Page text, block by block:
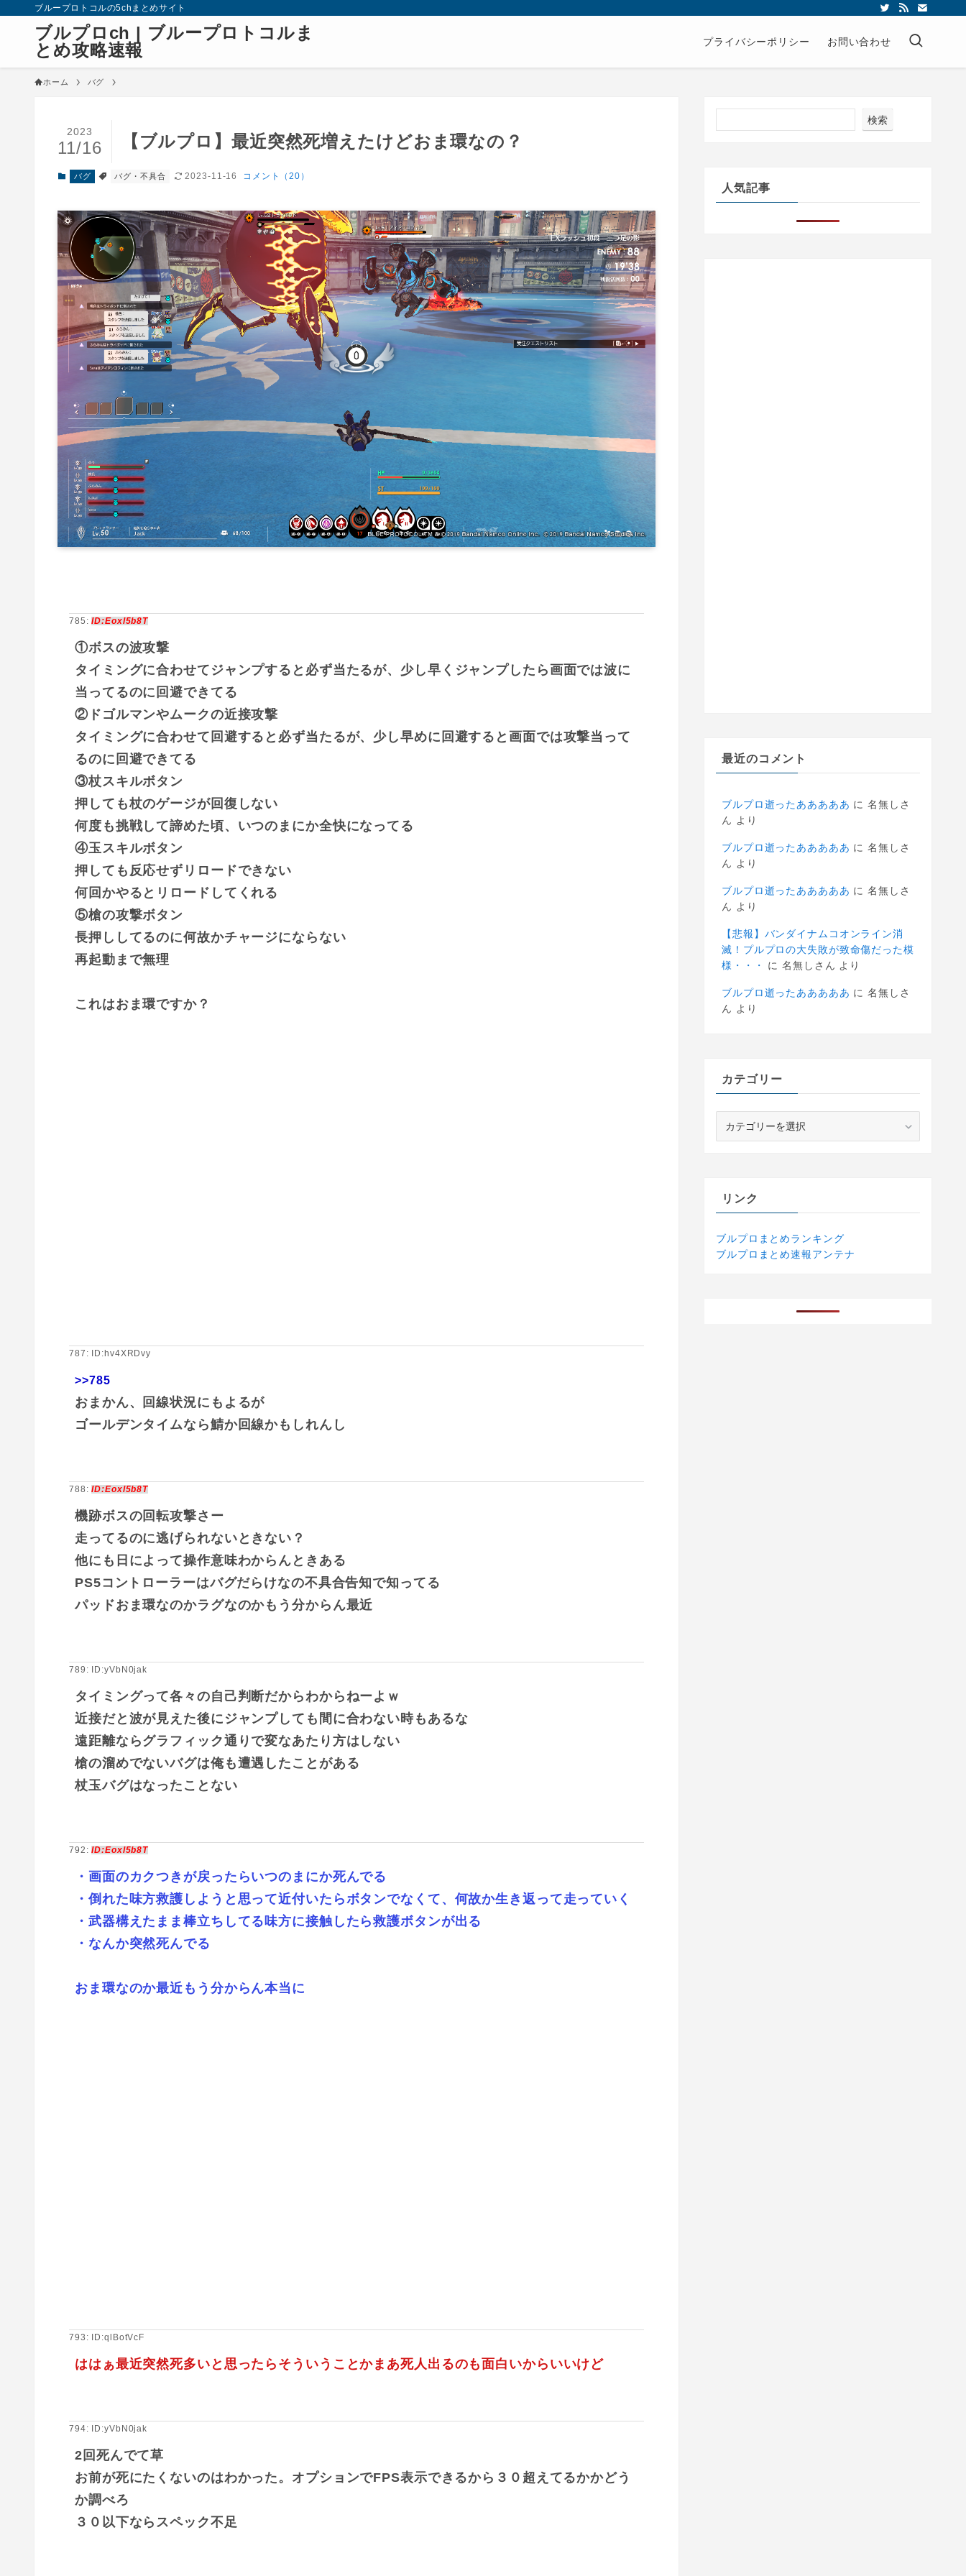
ブループロトコルの5chまとめサイト
ブルプロch | ブループロトコルま
とめ攻略速報
プライバシーポリシー お問い合わせ
ホーム バグ
【ブルプロ】最近突然死増えたけどおま環なの？
2023
11/16
バグ バグ・不具合 2023-11-16 コメント（20）
785:ID:Eoxl5b8T
①ボスの波攻撃
タイミングに合わせてジャンプすると必ず当たるが、少し早くジャンプしたら画面では波に
当ってるのに回避できてる
②ドゴルマンやムークの近接攻撃
タイミングに合わせて回避すると必ず当たるが、少し早めに回避すると画面では攻撃当って
るのに回避できてる
③杖スキルボタン
押しても杖のゲージが回復しない
何度も挑戦して諦めた頃、いつのまにか全快になってる
④玉スキルボタン
押しても反応せずリロードできない
何回かやるとリロードしてくれる
⑤槍の攻撃ボタン
長押ししてるのに何故かチャージにならない
再起動まで無理
これはおま環ですか？
787: ID:hv4XRDvy
>>785
おまかん、回線状況にもよるが
ゴールデンタイムなら鯖か回線かもしれんし
788:ID:Eoxl5b8T
機跡ボスの回転攻撃さー
走ってるのに逃げられないときない？
他にも日によって操作意味わからんときある
PS5コントローラーはバグだらけなの不具合告知で知ってる
パッドおま環なのかラグなのかもう分からん最近
789: ID:yVbN0jak
タイミングって各々の自己判断だからわからねーよｗ
近接だと波が見えた後にジャンプしても間に合わない時もあるな
遠距離ならグラフィック通りで変なあたり方はしない
槍の溜めでないバグは俺も遭遇したことがある
杖玉バグはなったことない
792:ID:Eoxl5b8T
・画面のカクつきが戻ったらいつのまにか死んでる
・倒れた味方救護しようと思って近付いたらボタンでなくて、何故か生き返って走っていく
・武器構えたまま棒立ちしてる味方に接触したら救護ボタンが出る
・なんか突然死んでる
おま環なのか最近もう分からん本当に
793: ID:qlBotVcF
ははぁ最近突然死多いと思ったらそういうことかまあ死人出るのも面白いからいいけど
794: ID:yVbN0jak
2回死んでて草
お前が死にたくないのはわかった。オプションでFPS表示できるから３０超えてるかかどう
か調べろ
３０以下ならスペック不足
検索
人気記事
最近のコメント
ブルプロ逝ったあああああ に名無しさ
ん より
ブルプロ逝ったあああああ に名無しさ
ん より
ブルプロ逝ったあああああ に名無しさ
ん より
【悲報】バンダイナムコオンライン消
滅！プルプロの大失敗が致命傷だった模
様・・・
に名無しさん より
ブルプロ逝ったあああああ に名無しさ
ん より
カテゴリー
リンク
ブルプロまとめランキング
ブルプロまとめ速報アンテナ